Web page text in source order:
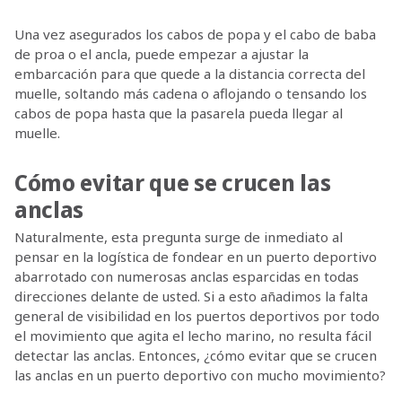
Una vez asegurados los cabos de popa y el cabo de baba
de proa o el ancla, puede empezar a ajustar la
embarcación para que quede a la distancia correcta del
muelle, soltando más cadena o aflojando o tensando los
cabos de popa hasta que la pasarela pueda llegar al
muelle.
Cómo evitar que se crucen las
anclas
Naturalmente, esta pregunta surge de inmediato al
pensar en la logística de fondear en un puerto deportivo
abarrotado con numerosas anclas esparcidas en todas
direcciones delante de usted. Si a esto añadimos la falta
general de visibilidad en los puertos deportivos por todo
el movimiento que agita el lecho marino, no resulta fácil
detectar las anclas. Entonces, ¿cómo evitar que se crucen
las anclas en un puerto deportivo con mucho movimiento?